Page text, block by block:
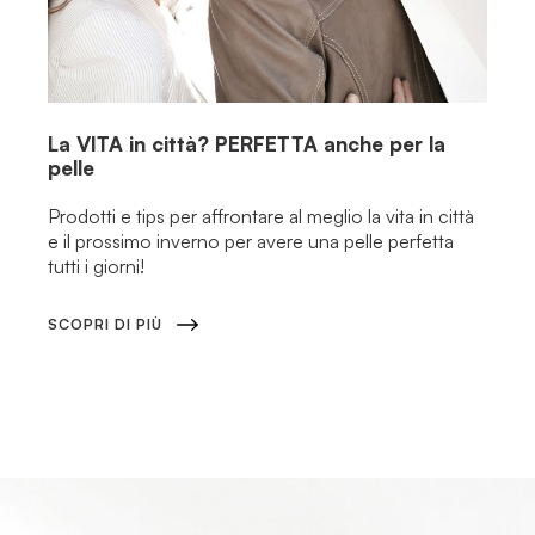
La VITA in città? PERFETTA anche per la
pelle
Prodotti e tips per affrontare al meglio la vita in città
e il prossimo inverno per avere una pelle perfetta
tutti i giorni!
SCOPRI DI PIÙ